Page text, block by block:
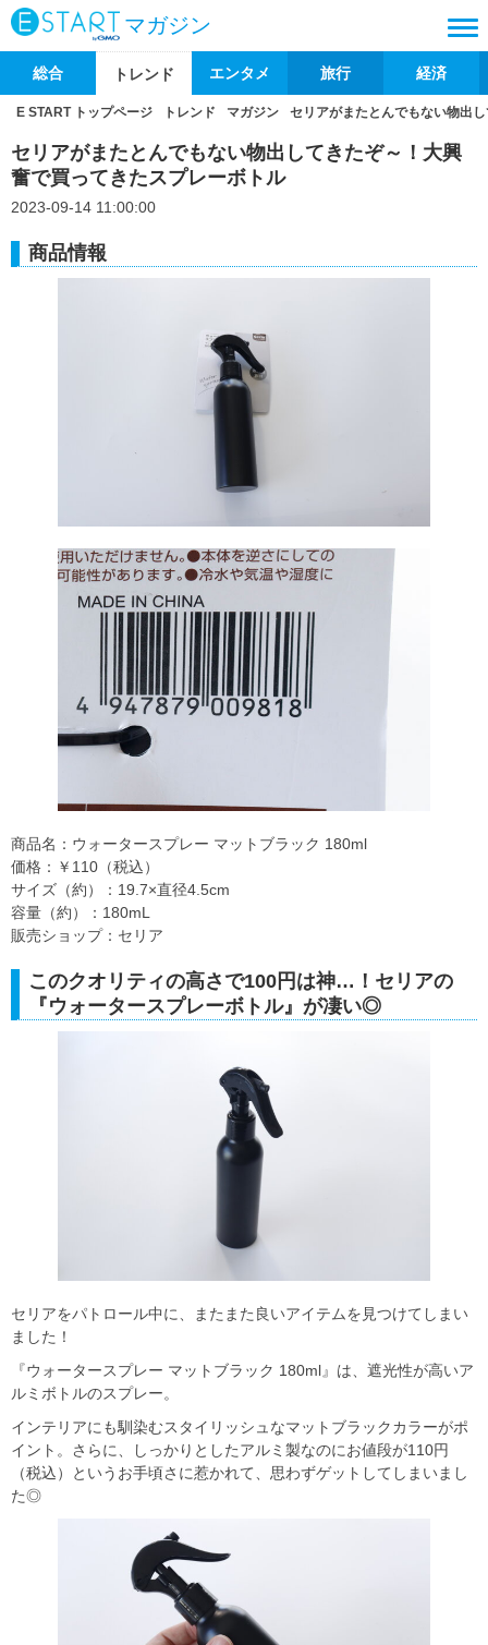
マガジン
総合 トレンド エンタメ 旅行 経済
E START トップページ トレンド マガジン セリアがまたとんでもない物出
セリアがまたとんでもない物出してきたぞ～！大興
奮で買ってきたスプレーボトル
2023-09-14 11:00:00
商品情報
商品名：ウォータースプレー マットブラック 180ml
価格：￥110（税込）
サイズ（約）：19.7×直径4.5cm
容量（約）：180mL
販売ショップ：セリア
このクオリティの高さで100円は神…！セリアの
『ウォータースプレーボトル』が凄い◎
セリアをパトロール中に、またまた良いアイテムを見つけてしまい
ました！
『ウォータースプレー マットブラック 180ml』は、遮光性が高いア
ルミボトルのスプレー。
インテリアにも馴染むスタイリッシュなマットブラックカラーがポ
イント。さらに、しっかりとしたアルミ製なのにお値段が110円
（税込）というお手頃さに惹かれて、思わずゲットしてしまいまし
た◎